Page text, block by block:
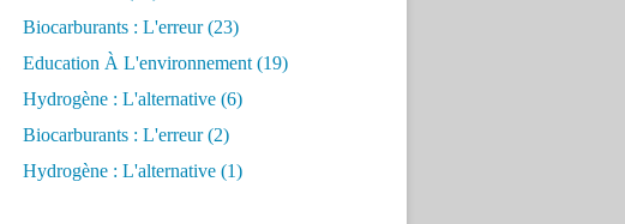
Biocarburants : L'erreur(23)
Education À L'environnement (19)
Hydrogène : L'alternative (6)
Biocarburants : L'erreur(2)
Hydrogène : L'alternative (1)